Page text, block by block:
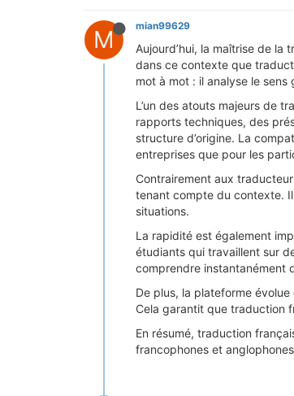
M mian99629
Aujourd’hui, la maîtrise de la
dans ce contexte que
mot à mot : il analyse le
L’un des atouts majeurs de
rapports techniques, des
structure d’origine. La
entreprises que pour les
Contrairement aux
tenant compte du contexte. Il
situations.
La rapidité est également
étudiants qui travaillent sur
comprendre instantanément
De plus, la plateforme
Cela garantit que traduction
En résumé, traduction
francophones et